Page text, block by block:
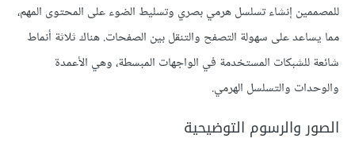
للمصممين إنشاء تسلسل هرمي بصري وتسليط الضوء على المحتوى المهم،
مما يساعد على سهولة التصفح والتنقل بين الصفحات. هناك ثلاثة أنماط
شائعة للشبكات المستخدمة في الواجهات المبسطة، وهي الأعمدة
والوحدات والتسلسل الهرمي.
الصور والرسوم التوضيحية